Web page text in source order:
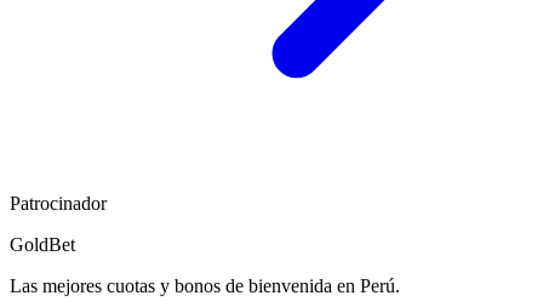
Patrocinador
GoldBet
Las mejores cuotas y bonos de bienvenida en Perú.